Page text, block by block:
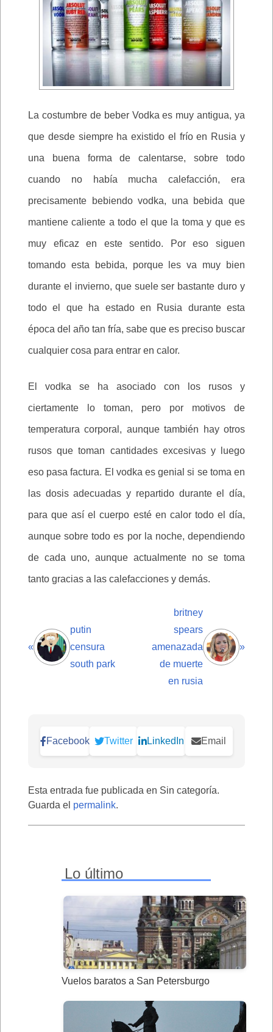
La costumbre de beber Vodka es muy antigua, ya
que desde siempre ha existido el frío en Rusia y
una buena forma de calentarse, sobre todo
cuando no había mucha calefacción, era
precisamente bebiendo vodka, una bebida que
mantiene caliente a todo el que la toma y que es
muy eficaz en este sentido. Por eso siguen
tomando esta bebida, porque les va muy bien
durante el invierno, que suele ser bastante duro y
todo el que ha estado en Rusia durante esta
época del año tan fría, sabe que es preciso buscar
cualquier cosa para entrar en calor.
El vodka se ha asociado con los rusos y
ciertamente lo toman, pero por motivos de
temperatura corporal, aunque también hay otros
rusos que toman cantidades excesivas y luego
eso pasa factura. El vodka es genial si se toma en
las dosis adecuadas y repartido durante el día,
para que así el cuerpo esté en calor todo el día,
aunque sobre todo es por la noche, dependiendo
de cada uno, aunque actualmente no se toma
tanto gracias a las calefacciones y demás.
«
putin
censura
south park
britney
spears
amenazada
de muerte
en rusia
»
Facebook Twitter LinkedIn Email
Esta entrada fue publicada en Sin categoría.
Guarda el permalink.
Lo último
Vuelos baratos a San Petersburgo